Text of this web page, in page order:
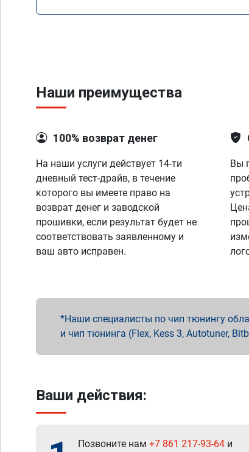
Наши преимущества
100% возврат денег
На наши услуги действует 14-ти
дневный тест-драйв, в течение
которого вы имеете право на
возврат денег и заводской
прошивки, если результат будет не
соответствовать заявленному и
ваш авто исправен.
Вы
Наши специалисты по чип тюнингу
и чип тюнинга (Flex, Kess 3, Autotuner,
Ваши действия:
Позвоните нам +7 861 217-93-64 и